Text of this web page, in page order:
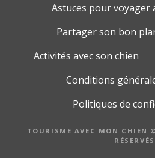
Astuces pour voyager
Partager son bon
Activités avec son chien
Conditions
Politiques de
TOURISME AVEC MON CHIEN
RÉSERVÉS